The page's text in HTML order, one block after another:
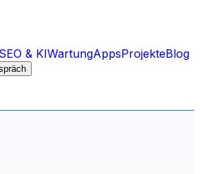
SEO & KIWartungAppsProjekteBlog